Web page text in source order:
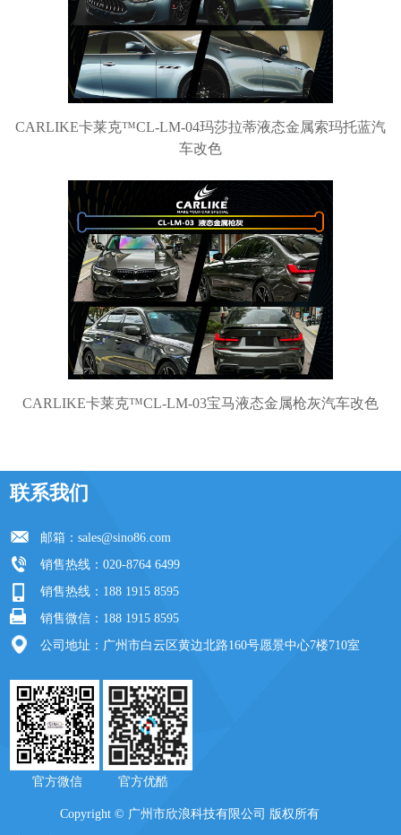
CARLIKE卡莱克™CL-LM-04玛莎拉蒂液态金属索玛托蓝汽
车改色
CARLIKE卡莱克™CL-LM-03宝马液态金属枪灰汽车改色
联系我们
邮箱：sales@sino86.com
销售热线：020-8764 6499
销售热线：188 1915 8595
销售微信：188 1915 8595
公司地址：广州市白云区黄边北路160号愿景中心7楼710室
官方微信 官方优酷
Copyright © 广州市欣浪科技有限公司 版权所有